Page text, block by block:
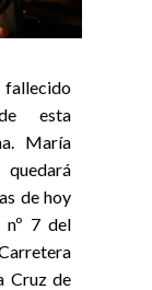
fallecido
esta
María
de hoy
nº 7 del
Cruz de